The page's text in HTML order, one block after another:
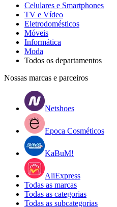
Celulares e Smartphones
TV e Vídeo
Eletrodomésticos
Móveis
Informática
Moda
Todos os departamentos
Nossas marcas e parceiros
Netshoes
Epoca Cosméticos
KaBuM!
AliExpress
Todas as marcas
Todas as categorias
Todas as subcategorias